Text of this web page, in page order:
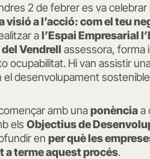
2 de febrer es va celebrar
visió a l’acció: com el teu
al’Espai Empresarial
Vendrell assessora, forma
ocupabilitat. Hi van assistir
el desenvolupament
amb unaponènciaa
els Objectius de
en per què les
a terme aquest procés.